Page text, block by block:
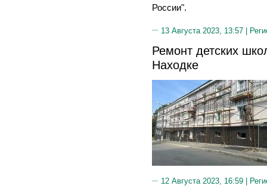
России".
13 Августа 2023, 13:57 |
Ремонт детских
Находке
12 Августа 2023, 16:59 |